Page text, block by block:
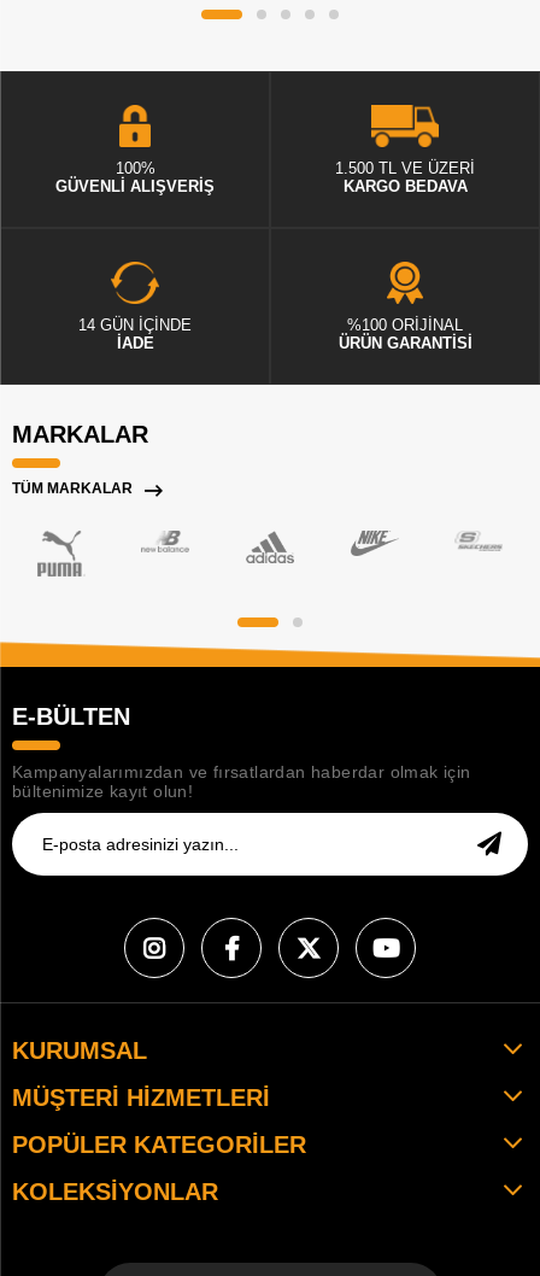
100%
GÜVENLİ ALIŞVERİŞ
1.500 TL VE ÜZERİ
KARGO BEDAVA
14 GÜN İÇİNDE
İADE
%100 ORİJİNAL
ÜRÜN GARANTİSİ
MARKALAR
TÜM MARKALAR
E-BÜLTEN
Kampanyalarımızdan ve fırsatlardan haberdar olmak için
bültenimize kayıt olun!
KURUMSAL
MÜŞTERI HIZMETLERI
POPÜLER KATEGORILER
KOLEKSIYONLAR